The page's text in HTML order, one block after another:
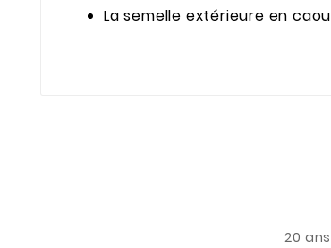
La semelle extérieure en
20